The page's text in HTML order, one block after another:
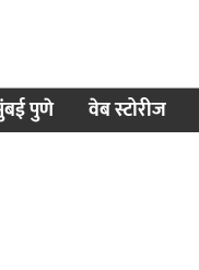
पुणे वेब स्टोरीज